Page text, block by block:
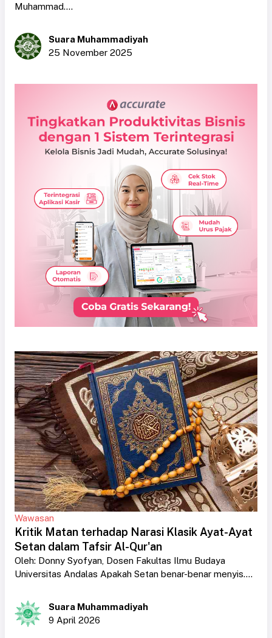
Muhammad....
Suara Muhammadiyah
25 November 2025
Wawasan
Kritik Matan terhadap Narasi Klasik Ayat-Ayat
Setan dalam Tafsir Al-Qur'an
Oleh: Donny Syofyan, Dosen Fakultas Ilmu Budaya
Universitas Andalas Apakah Setan benar-benar menyis....
Suara Muhammadiyah
9 April 2026